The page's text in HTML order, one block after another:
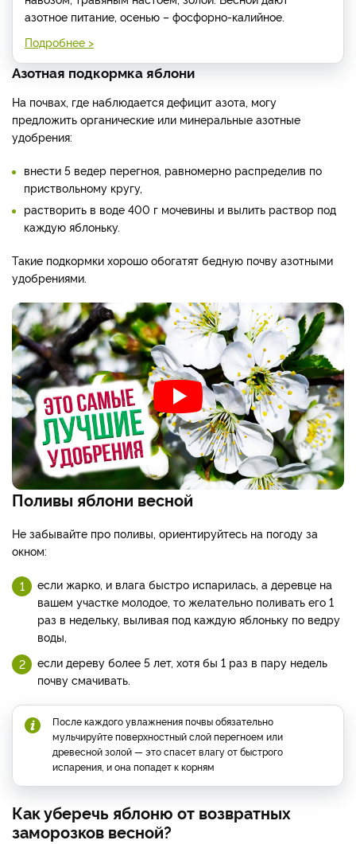
азотное питание, осенью – фосфорно-калийное.
Подробнее >
Азотная подкормка яблони
На почвах, где наблюдается дефицит азота, могу
предложить органические или минеральные азотные
удобрения:
внести 5 ведер перегноя, равномерно распределив по
приствольному кругу,
растворить в воде 400 г мочевины и вылить раствор под
каждую яблоньку.
Такие подкормки хорошо обогатят бедную почву азотными
удобрениями.
Поливы яблони весной
Не забывайте про поливы, ориентируйтесь на погоду за
окном:
если жарко, и влага быстро испарилась, а деревце на
вашем участке молодое, то желательно поливать его 1
раз в недельку, выливая под каждую яблоньку по ведру
воды,
если дереву более 5 лет, хотя бы 1 раз в пару недель
почву смачивать.
После каждого увлажнения почвы обязательно
мульчируйте поверхностный слой перегноем или
древесной золой — это спасет влагу от быстрого
испарения, и она попадет к корням
Как уберечь яблоню от возвратных
заморозков весной?